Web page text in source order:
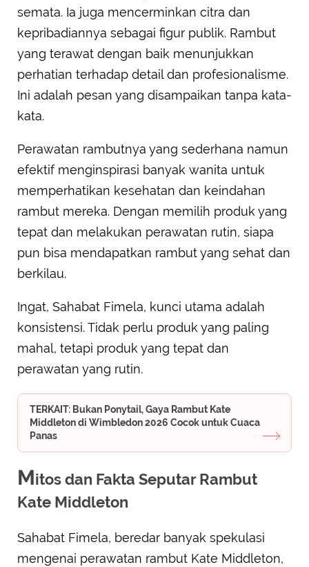
semata. Ia juga mencerminkan citra dan
kepribadiannya sebagai figur publik. Rambut
yang terawat dengan baik menunjukkan
perhatian terhadap detail dan profesionalisme.
Ini adalah pesan yang disampaikan tanpa kata-
kata.
Perawatan rambutnya yang sederhana namun
efektif menginspirasi banyak wanita untuk
memperhatikan kesehatan dan keindahan
rambut mereka. Dengan memilih produk yang
tepat dan melakukan perawatan rutin, siapa
pun bisa mendapatkan rambut yang sehat dan
berkilau.
Ingat, Sahabat Fimela, kunci utama adalah
konsistensi. Tidak perlu produk yang paling
mahal, tetapi produk yang tepat dan
perawatan yang rutin.
TERKAIT: Bukan Ponytail, Gaya Rambut Kate
Middleton di Wimbledon 2026 Cocok untuk Cuaca
Panas
Mitos dan Fakta Seputar Rambut
Kate Middleton
Sahabat Fimela, beredar banyak spekulasi
mengenai perawatan rambut Kate Middleton,